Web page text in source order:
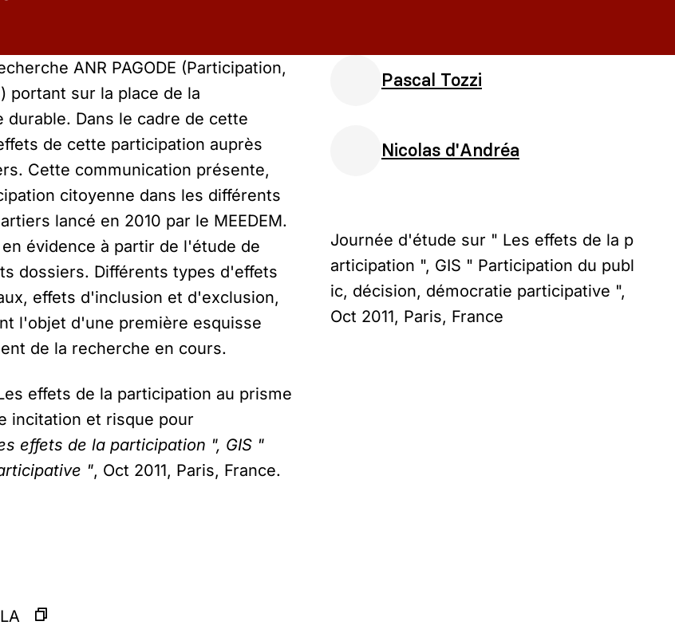
Pascal Tozzi
Nicolas d'Andréa
Journée d'étude sur " Les effets de la p
articipation ", GIS " Participation du publ
ic, décision, démocratie participative ",
Oct 2011, Paris, France
ANR PAGODE (Participation,
portant sur la place de la
Dans le cadre de cette
de cette participation auprès
Cette communication présente,
citoyenne dans les différents
lancé en 2010 par le MEEDEM.
évidence à partir de l'étude de
dossiers. Différents types d'effets
effets d'inclusion et d'exclusion,
l'objet d'une première esquisse
de la recherche en cours.
effets de la participation au prisme
incitation et risque pour
effets de la participation ", GIS "
", Oct 2011, Paris, France.